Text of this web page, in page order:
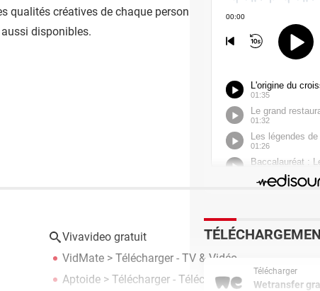
créatives de chaque personne, cette application
disponibles.
Vivavideo gratuit
VidMate > Télécharger - TV & Vidéo
Aptoide > Télécharger - Téléchargement & Transfert
Télécharger
Wetransfer